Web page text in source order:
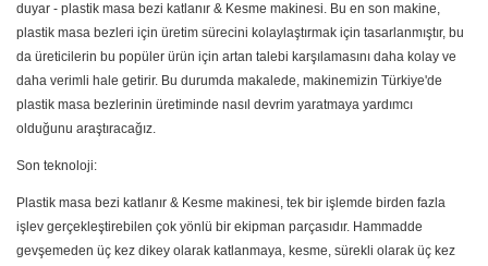
duyar - plastik masa bezi katlanır & Kesme makinesi. Bu en son makine,
plastik masa bezleri için üretim sürecini kolaylaştırmak için tasarlanmıştır, bu
da üreticilerin bu popüler ürün için artan talebi karşılamasını daha kolay ve
daha verimli hale getirir. Bu durumda makalede, makinemizin Türkiye'de
plastik masa bezlerinin üretiminde nasıl devrim yaratmaya yardımcı
olduğunu araştıracağız.
Son teknoloji:
Plastik masa bezi katlanır & Kesme makinesi, tek bir işlemde birden fazla
işlev gerçekleştirebilen çok yönlü bir ekipman parçasıdır. Hammadde
gevşemeden üç kez dikey olarak katlanmaya, kesme, sürekli olarak üç kez